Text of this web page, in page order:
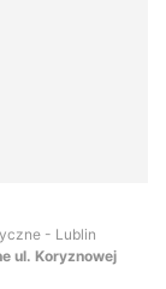
- Lublin
ul. Koryznowej